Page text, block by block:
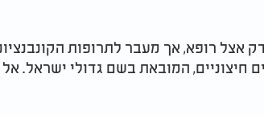
אצל רופא, אך מעבר לתרופות
חיצוניים, המובאת בשם גדולי ישראל.